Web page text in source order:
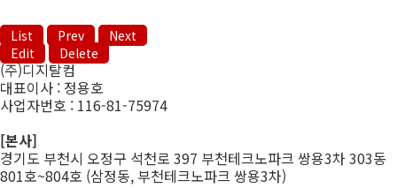
List Prev
Next
Edit
Delete
(주)디지탈컴
대표이사 : 정용호
사업자번호 : 116-81-75974
[본사]
경기도 부천시 오정구 석천로 397 부천테크노파크 쌍용3차 303동
801호~804호 (삼정동, 부천테크노파크 쌍용3차)